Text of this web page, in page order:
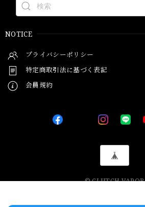
NOTICE
プライバシーポリシー
特定商取引法に基づく表記
会員規約
© CLUTCH VAPOR